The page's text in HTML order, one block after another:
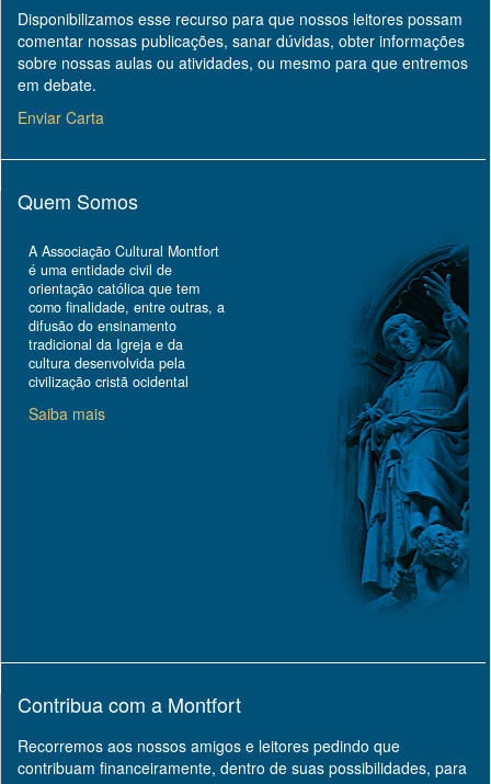
Disponibilizamos esse recurso para que nossos leitores possam
comentar nossas publicações, sanar dúvidas, obter informações
sobre nossas aulas ou atividades, ou mesmo para que entremos
em debate.
Enviar Carta
Quem Somos
A Associação Cultural Montfort
é uma entidade civil de
orientação católica que tem
como finalidade, entre outras, a
difusão do ensinamento
tradicional da Igreja e da
cultura desenvolvida pela
civilização cristã ocidental
Saiba mais
Contribua com a Montfort
Recorremos aos nossos amigos e leitores pedindo que
contribuam financeiramente, dentro de suas possibilidades, para